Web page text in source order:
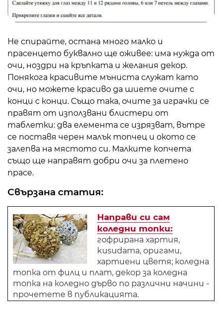
Не спирайте, остана много малко и
прасенцето буквално ще оживее: има нужда от
очи, ноздри на кръпката и желания декор.
Понякога красивите мъниста служат като
очи, но можете красиво да шиете очите с
конци с конци. Също така, очите за играчки се
правят от използвани блистери от
таблетки: два елемента се изрязват, вътре
се поставя черен малък топчец и окото се
залепва на мястото си. Малките копчета
също ще направят добри очи за плетено
прасе.
Свързана статия:
Направи си сам
коледни топки:
гофрирана хартия,
kusudama, оригами,
хартиени цветя; коледна
топка от филц и плат, декор за коледна
топка на коледно дърво по различни начини -
прочетете в публикацията.